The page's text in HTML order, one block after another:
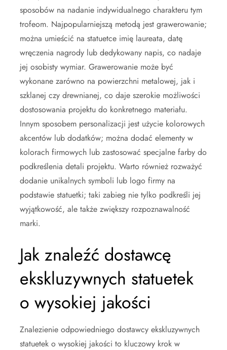
sposobów na nadanie indywidualnego charakteru tym
trofeom. Najpopularniejszą metodą jest grawerowanie;
można umieścić na statuetce imię laureata, datę
wręczenia nagrody lub dedykowany napis, co nadaje
jej osobisty wymiar. Grawerowanie może być
wykonane zarówno na powierzchni metalowej, jak i
szklanej czy drewnianej, co daje szerokie możliwości
dostosowania projektu do konkretnego materiału.
Innym sposobem personalizacji jest użycie kolorowych
akcentów lub dodatków; można dodać elementy w
kolorach firmowych lub zastosować specjalne farby do
podkreślenia detali projektu. Warto również rozważyć
dodanie unikalnych symboli lub logo firmy na
podstawie statuetki; taki zabieg nie tylko podkreśli jej
wyjątkowość, ale także zwiększy rozpoznawalność
marki.
Jak znaleźć dostawcę
ekskluzywnych statuetek
o wysokiej jakości
Znalezienie odpowiedniego dostawcy ekskluzywnych
statuetek o wysokiej jakości to kluczowy krok w